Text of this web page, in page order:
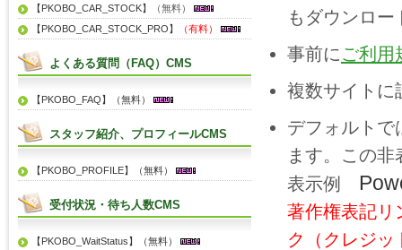
もダウンロ
事前に ご利用
複数サイトに
デフォルトで
ます。この
表示例
著作権表記リ
ク（クレジッ
【PKOBO_CAR_STOCK】
（無料）
【PKOBO_CAR_STOCK_PRO】
（有料）
よくある質問（FAQ）CMS
【PKOBO_FAQ】（無料）
スタッフ紹介、プロフィールCMS
【PKOBO_PROFILE】（無料）
受付状況・待ち人数CMS
【PKOBO_WaitStatus】（無料）